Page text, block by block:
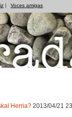
| Voces amigas
Herria? 2013/04/21